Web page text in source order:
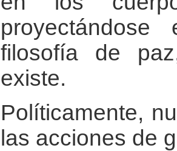
filosofía de
existe.
Políticamente,
las acciones de